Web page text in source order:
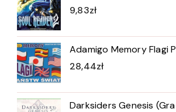
9,83zł
Adamigo Memory Flagi
28,44zł
Darksiders Genesis